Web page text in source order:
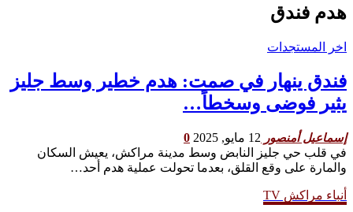
هدم فندق
اخر المستجدات
فندق ينهار في صمت: هدم خطير وسط جليز
يثير فوضى وسخطاً…
إسماعيل أمنصور 12 مايو, 2025
0
في قلب حي جليز النابض وسط مدينة مراكش، يعيش السكان
والمارة على وقع القلق، بعدما تحولت عملية هدم أحد…
أنباء مراكش TV